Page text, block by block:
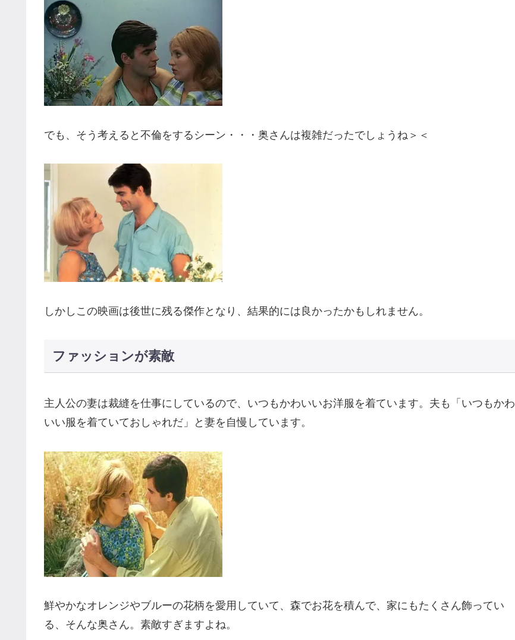
でも、そう考えると不倫をするシーン・・・奥さんは複雑だったでしょうね＞＜
しかしこの映画は後世に残る傑作となり、結果的には良かったかもしれません。
ファッションが素敵
主人公の妻は裁縫を仕事にしているので、いつもかわいいお洋服を着ています。夫も「いつもかわ
いい服を着ていておしゃれだ」と妻を自慢しています。
鮮やかなオレンジやブルーの花柄を愛用していて、森でお花を積んで、家にもたくさん飾ってい
る、そんな奥さん。素敵すぎますよね。